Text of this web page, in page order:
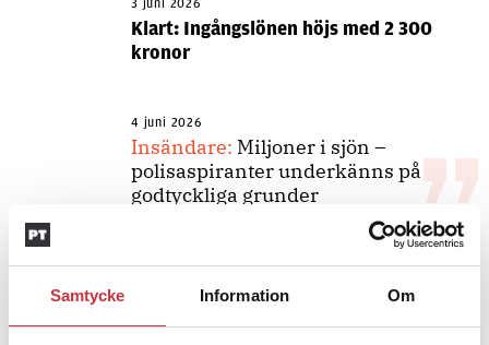
Samtycke Information Om
3 juni 2026
Klart: Ingångslönen höjs med 2 300
kronor
4 juni 2026
Insändare: Miljoner i sjön –
polisaspiranter underkänns på
godtyckliga grunder
Jens Mårtensson:
Snart 20 år i tjänst
– nu ska han lära sig grunderna